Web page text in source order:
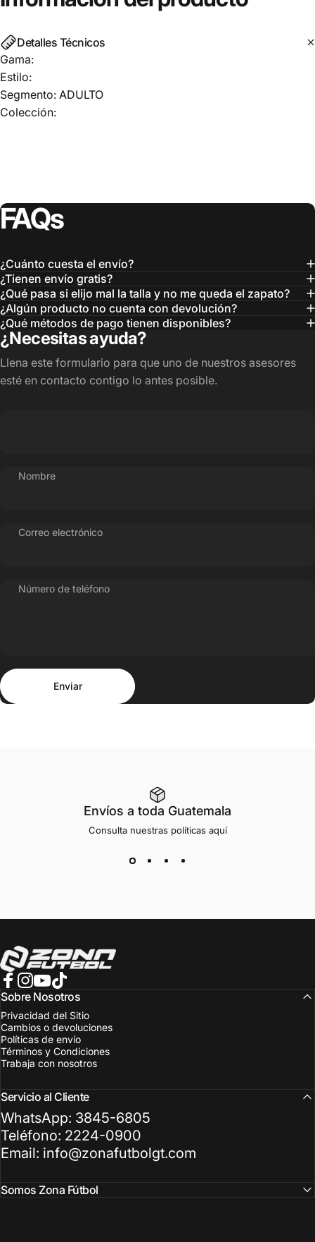
Detalles Técnicos
Gama:
Estilo:
Segmento: ADULTO
Colección:
FAQs
¿Cuánto cuesta el envío?
¿Tienen envío gratis?
¿Qué pasa si elijo mal la talla y no me queda el zapato?
¿Algún producto no cuenta con devolución?
¿Qué métodos de pago tienen disponibles?
¿Necesitas ayuda?
Llena este formulario para que uno de nuestros asesores
esté en contacto contigo lo antes posible.
Nombre
Correo electrónico
Número de teléfono
Enviar
Enviar
Envíos a toda Guatemala
Consulta nuestraspolíticas aquí
Zona Fútbol Guatemala
Facebook
Instagram
YouTube
TikTok
Sobre Nosotros
Privacidad del Sitio
Cambios o devoluciones
Políticas de envío
Términos y Condiciones
Trabaja con nosotros
Servicio al Cliente
WhatsApp: 3845-6805
Teléfono: 2224-0900
Email: info@zonafutbolgt.com
Somos Zona Fútbol